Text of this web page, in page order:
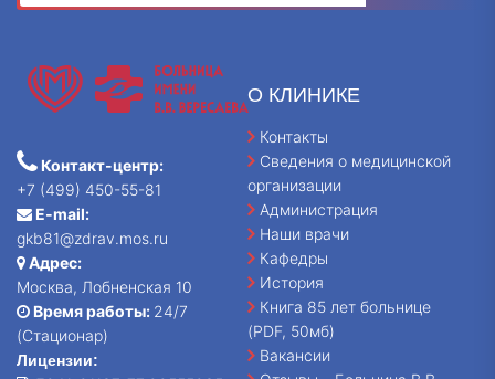
Контакт-центр:
+7 (499) 450-55-81
E-mail:
gkb81@zdrav.mos.ru
Адрес:
Москва, Лобненская 10
Время работы: 24/7
(Стационар)
Лицензии:
О КЛИНИКЕ
Контакты
Сведения о медицинской
организации
Администрация
Наши врачи
Кафедры
История
Книга 85 лет больнице
(PDF, 50мб)
Вакансии